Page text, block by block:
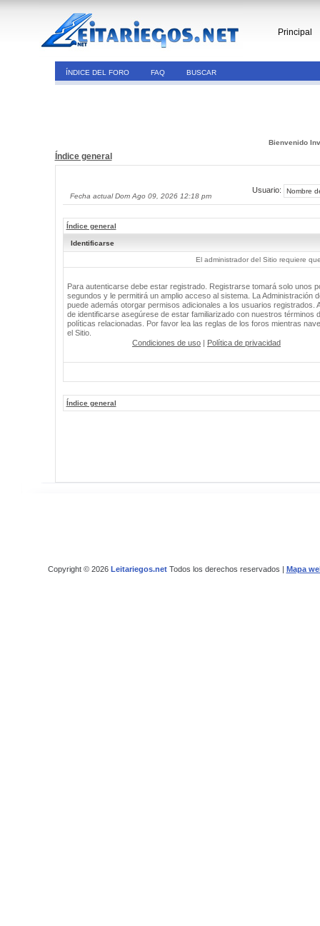
Principal
ÍNDICE DEL FORO FAQ BUSCAR
Bienvenido
Índice general
Fecha actual Dom Ago 09, 2026 12:18 pm
Usuario:
Índice general
Identificarse
El administrador del Sitio requiere
Para autenticarse debe estar registrado. Registrarse tomará solo unos
segundos y le permitirá un amplio acceso al sistema. La Administración
puede además otorgar permisos adicionales a los usuarios registrados.
de identificarse asegúrese de estar familiarizado con nuestros términos
políticas relacionadas. Por favor lea las reglas de los foros mientras
el Sitio.
Condiciones de uso | Política de privacidad
Índice general
Copyright © 2026 Leitariegos.netTodos los derechos reservados | Mapa